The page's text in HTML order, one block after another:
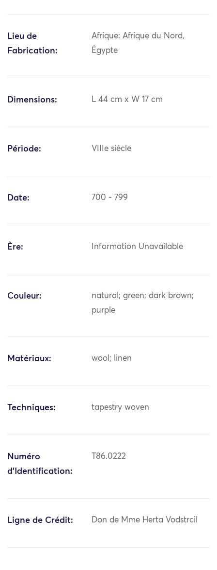
Lieu de
Fabrication:
Afrique: Afrique du Nord,
Égypte
Dimensions: L 44 cm x W 17 cm
Période: VIIIe siècle
Date: 700 - 799
Ère: Information Unavailable
Couleur:
natural; green; dark brown;
purple
Matériaux: wool; linen
Techniques: tapestry woven
Numéro
d'Identification:
T86.0222
Ligne de Crédit: Don de Mme Herta Vodstrcil